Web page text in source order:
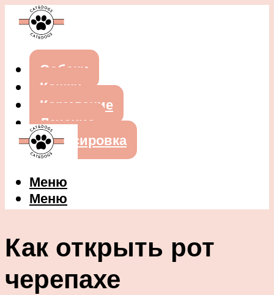
Собаки
Кошки
Кормление
Лечение
Дрессировка
Меню
Меню
Как открыть рот
черепахе